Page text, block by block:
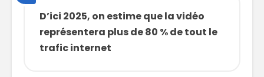
D’ici 2025, on estime que la vidéo
représentera plus de 80 % de tout le
trafic internet